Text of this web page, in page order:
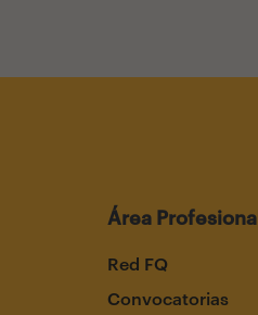
Área Profesional
Red FQ
Convocatorias